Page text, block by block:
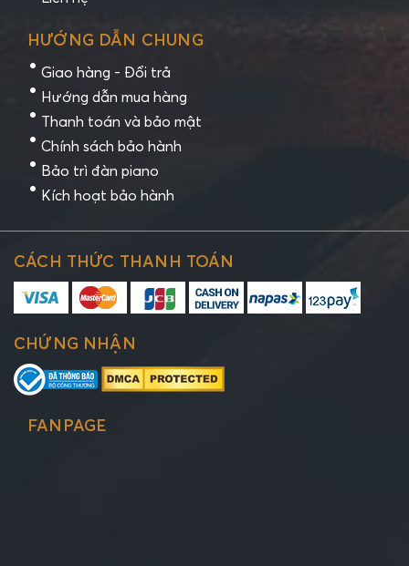
HƯỚNG DẪN CHUNG
Giao hàng - Đổi trả
Hướng dẫn mua hàng
Thanh toán và bảo mật
Chính sách bảo hành
Bảo trì đàn piano
Kích hoạt bảo hành
CÁCH THỨC THANH TOÁN
CHỨNG NHẬN
FANPAGE